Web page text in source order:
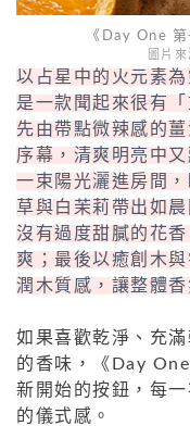
《Day One
圖片
以占星中的火元素
是一款聞起來很有
先由帶點微辣感的
序幕，清爽明亮中
一束陽光灑進房間
草與白茉莉帶出如
沒有過度甜膩的花
爽；最後以癒創木
潤木質感，讓整體
如果喜歡乾淨、充
的香味，《Day
新開始的按鈕，每
的儀式感。